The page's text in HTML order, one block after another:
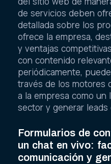
de servicios deben
detallada sobre los
ofrece la empresa,
y ventajas
con contenido
periódicamente,
través de los motores
a la empresa como
sector y generar leads
Formularios de
un chat en vivo:
comunicación y